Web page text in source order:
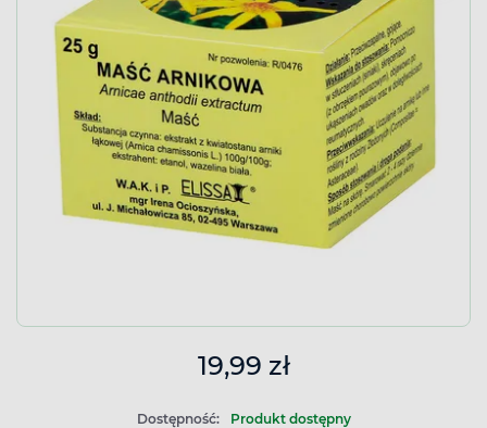
19,99 zł
Dostępność: Produkt dostępny